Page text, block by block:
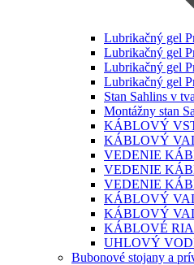
Lubrikačný gel
Lubrikačný gel
Lubrikačný gel
Lubrikačný gel
Stan Sahlins v
Montážny stan
KÁBLOVÝ
KÁBLOVÝ
VEDENIE
VEDENIE
VEDENIE
KÁBLOVÝ
KÁBLOVÝ
KÁBLOVÉ
UHLOVÝ
Bubonové stojany a